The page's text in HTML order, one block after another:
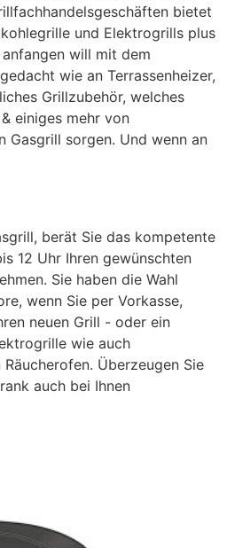
bietet
und Elektrogrills plus
will mit dem
wie an Terrassenheizer,
Grillzubehör, welches
einiges mehr von
Gasgrill sorgen. Und wenn an
berät Sie das kompetente
12 Uhr Ihren gewünschten
Sie haben die Wahl
wenn Sie per Vorkasse,
neuen Grill - oder ein
wie auch
Überzeugen Sie
auch bei Ihnen